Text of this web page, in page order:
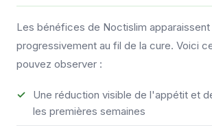
Les bénéfices de Noctislim apparaissent
progressivement au fil de la cure. Voici
pouvez observer :
Une réduction visible de l'appétit et
les premières semaines